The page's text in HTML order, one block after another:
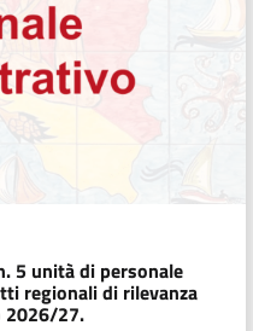
5 unità di personale
regionali di rilevanza
2026/27.